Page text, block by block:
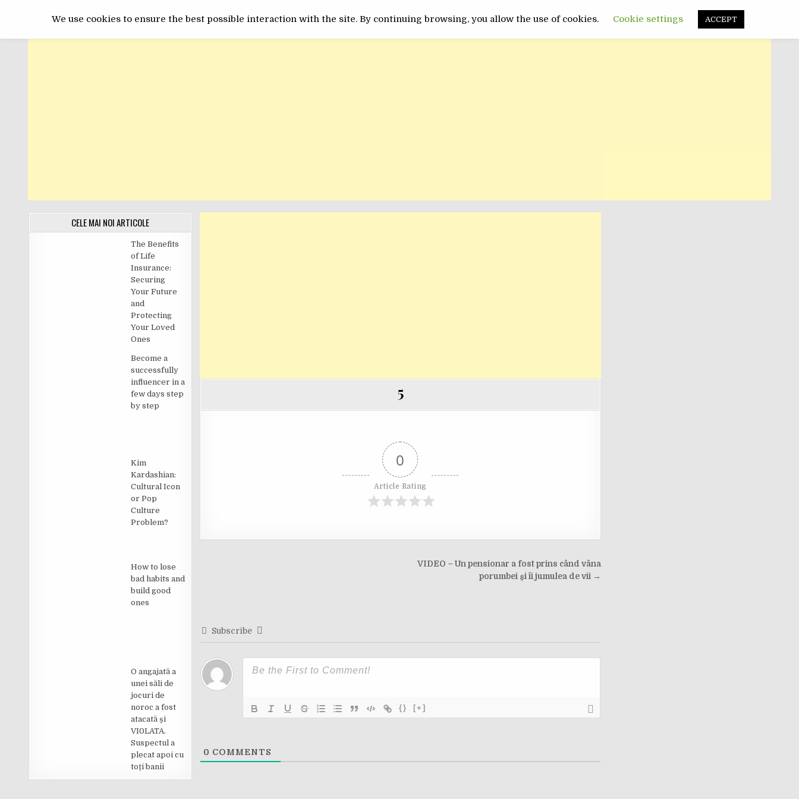
GET ONLINE ACTUALITATE INEDIT FUNNY SANATATE POLITIC
CELE MAI NOI ARTICOLE
The Benefits
of Life
Insurance:
Securing
Your Future
and
Protecting
Your Loved
Ones
Become a
successfully
influencer in a
few days step
by step
Kim
Kardashian:
Cultural Icon
or Pop
Culture
Problem?
How to lose
bad habits and
build good
ones
O angajată a
unei săli de
jocuri de
noroc a fost
atacată și
VI0LATA.
Suspectul a
plecat apoi cu
toți banii
5
0
Article Rating
VIDEO – Un pensionar a fost prins când vâna
porumbei și îi jumulea de vii →
Subscribe
{} [+]
0 COMMENTS
We use cookies to ensure the best possible interaction with the site. By continuing browsing, you allow the use of cookies. Cookie settings ACCEPT